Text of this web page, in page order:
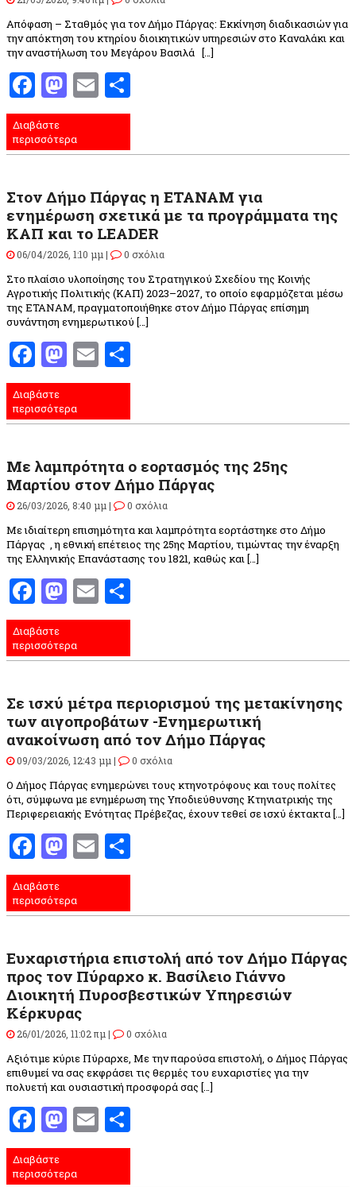
Απόφαση – Σταθμός για τον Δήμο Πάργας: Εκκίνηση διαδικασιών για
την απόκτηση του κτηρίου διοικητικών υπηρεσιών στο Καναλάκι και
την αναστήλωση του Μεγάρου Βασιλά […]
Facebook
Mastodon
Email
Διαβάστε
περισσότερα
Στον Δήμο Πάργας η ΕΤΑΝΑΜ για
ενημέρωση σχετικά με τα προγράμματα της
ΚΑΠ και το LEADER
06/04/2026, 1:10 μμ | 0 σχόλια
Στο πλαίσιο υλοποίησης του Στρατηγικού Σχεδίου της Κοινής
Αγροτικής Πολιτικής (ΚΑΠ) 2023–2027, το οποίο εφαρμόζεται μέσω
της ΕΤΑΝΑΜ, πραγματοποιήθηκε στον Δήμο Πάργας επίσημη
συνάντηση ενημερωτικού […]
Facebook
Mastodon
Email
Διαβάστε
περισσότερα
Με λαμπρότητα ο εορτασμός της 25ης
Μαρτίου στον Δήμο Πάργας
26/03/2026, 8:40 μμ | 0 σχόλια
Με ιδιαίτερη επισημότητα και λαμπρότητα εορτάστηκε στο Δήμο
Πάργας , η εθνική επέτειος της 25ης Μαρτίου, τιμώντας την έναρξη
της Ελληνικής Επανάστασης του 1821, καθώς και […]
Facebook
Mastodon
Email
Διαβάστε
περισσότερα
Σε ισχύ μέτρα περιορισμού της μετακίνησης
των αιγοπροβάτων -Ενημερωτική
ανακοίνωση από τον Δήμο Πάργας
09/03/2026, 12:43 μμ | 0 σχόλια
Ο Δήμος Πάργας ενημερώνει τους κτηνοτρόφους και τους πολίτες
ότι, σύμφωνα με ενημέρωση της Υποδιεύθυνσης Κτηνιατρικής της
Περιφερειακής Ενότητας Πρέβεζας, έχουν τεθεί σε ισχύ έκτακτα […]
Facebook
Mastodon
Email
Διαβάστε
περισσότερα
Ευχαριστήρια επιστολή από τον Δήμο Πάργας
προς τον Πύραρχο κ. Βασίλειο Γιάννο
Διοικητή Πυροσβεστικών Υπηρεσιών
Κέρκυρας
26/01/2026, 11:02 πμ | 0 σχόλια
Αξιότιμε κύριε Πύραρχε, Με την παρούσα επιστολή, ο Δήμος Πάργας
επιθυμεί να σας εκφράσει τις θερμές του ευχαριστίες για την
πολυετή και ουσιαστική προσφορά σας […]
Facebook
Mastodon
Email
Διαβάστε
περισσότερα